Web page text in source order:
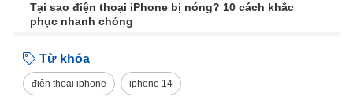
Tại sao điện thoại iPhone bị nóng? 10 cách khắc
phục nhanh chóng
Từ khóa
điện thoại iphone iphone 14